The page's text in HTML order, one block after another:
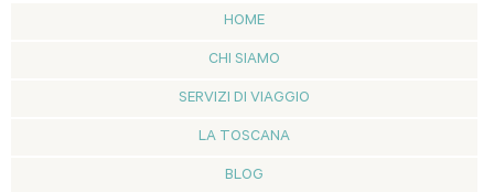
HOME
CHI SIAMO
SERVIZI DI VIAGGIO
LA TOSCANA
BLOG